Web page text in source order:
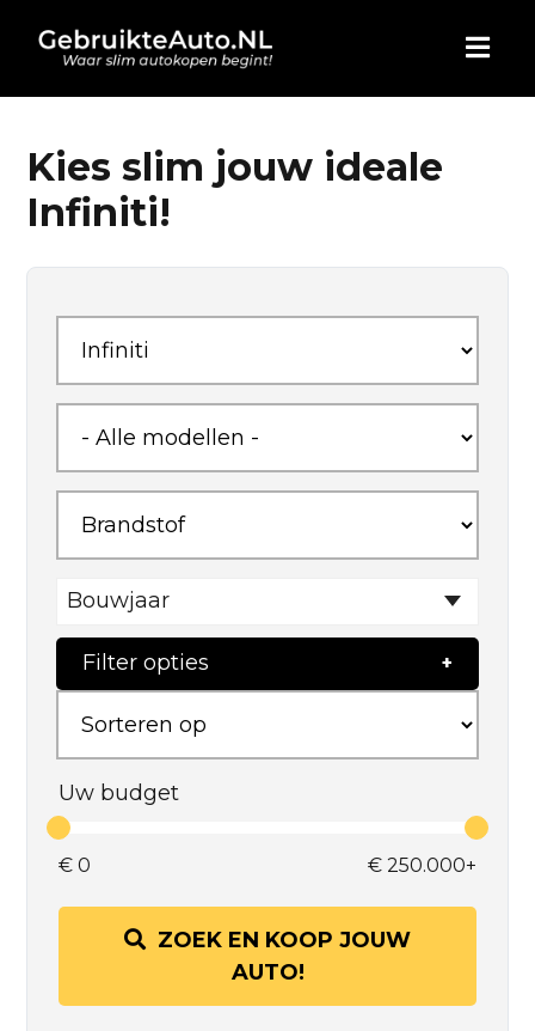
HOME
AUTO KOPEN
BLOG
WIE ZIJN WIJ
CONTACT
Kies slim jouw ideale
Infiniti!
Bouwjaar
Filter opties
Uw budget
€ 0 € 250.000+
ZOEK EN KOOP JOUW
AUTO!